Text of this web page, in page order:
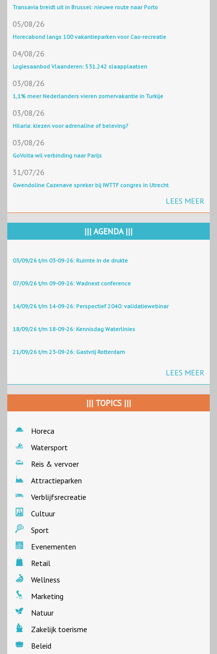
Transavia breidt uit in Brussel: nieuwe route naar Porto
05/08/26
Horecabond langs 100 vakantieparken voor Cao-recreatie
04/08/26
Logiesaanbod Vlaanderen: 531.242 slaapplaatsen
03/08/26
1,1% meer Nederlanders vieren zomervakantie in Turkije
03/08/26
Hilaria: kiezen voor adrenaline of beleving?
03/08/26
GoVolta wil verbinding naar Parijs
31/07/26
Gwendoline Cazenave spreker bij IWTTF congres in Utrecht
LEES MEER
||| AGENDA |||
03/09/26 t/m 03-09-26: Ruimte in de drukte
07/09/26 t/m 09-09-26: Wadnext conference
14/09/26 t/m 14-09-26: Perspectief 2040: validatiewebinar
18/09/26 t/m 18-09-26: Kennisdag Waterlinies
21/09/26 t/m 23-09-26: Gastvrij Rotterdam
LEES MEER
||| TOPICS |||
Horeca
Watersport
Reis & vervoer
Attractieparken
Verblijfsrecreatie
Cultuur
Sport
Evenementen
Retail
Wellness
Marketing
Natuur
Zakelijk toerisme
Beleid